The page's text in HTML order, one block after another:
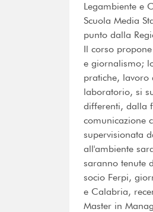
Legambiente e
Scuola Media
punto dalla
Il corso
e giornalismo;
pratiche, lavoro
laboratorio, si
differenti, dalla
comunicazione
supervisionata
all'ambiente
saranno tenute
socio Ferpi,
e Calabria,
Master in